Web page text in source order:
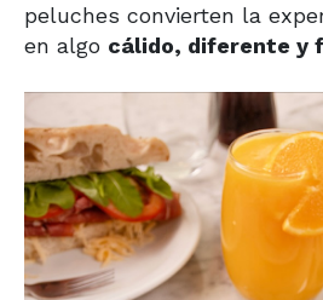
peluches convierten la
en algo cálido, diferente y